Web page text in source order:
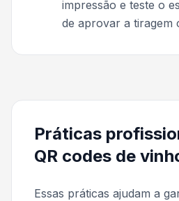
impressão e teste o
de aprovar a tiragem
Práticas
QR codes de
Essas práticas ajudam a